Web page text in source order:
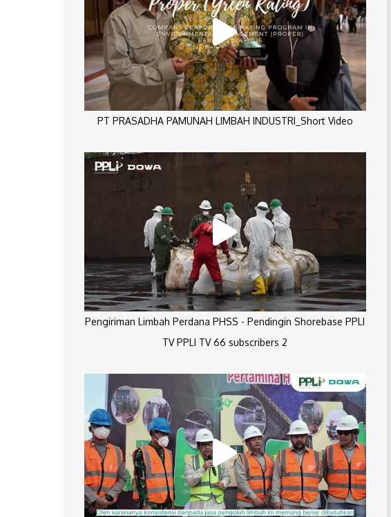
PT PRASADHA PAMUNAH LIMBAH INDUSTRI_Short Video
Pengiriman Limbah Perdana PHSS - Pendingin Shorebase PPLI
TV PPLI TV 66 subscribers 2